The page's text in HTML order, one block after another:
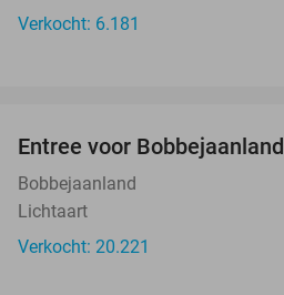
Verkocht: 6.181
Entree voor Bobbejaanland
Bobbejaanland
Lichtaart
Verkocht: 20.221